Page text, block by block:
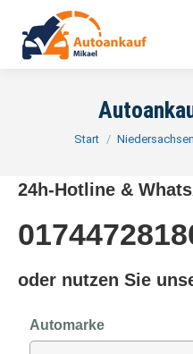
Sie befinden sich
Start Niedersachsen
24h-Hotline &
oder nutzen Sie
Automarke